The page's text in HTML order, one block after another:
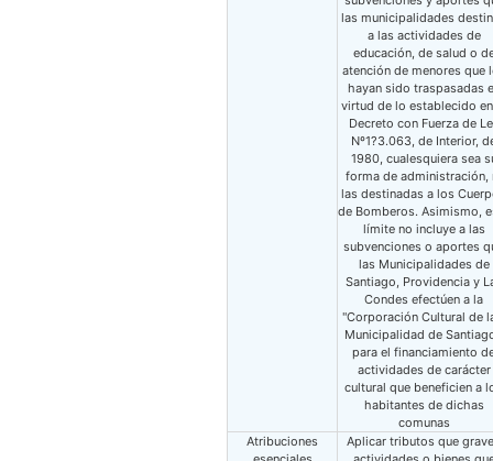
las municipalidades
a las actividades de
educación, de salud o
atención de menores que
hayan sido traspasadas
virtud de lo establecido
Decreto con Fuerza de
Nº1?3.063, de Interior,
1980, cualesquiera sea
forma de administración,
las destinadas a los
de Bomberos. Asimismo,
límite no incluye a las
subvenciones o aportes
las Municipalidades de
Santiago, Providencia y
Condes efectúen a la
"Corporación Cultural de
Municipalidad de
para el financiamiento
actividades de carácter
cultural que beneficien a
habitantes de dichas
comunas
Atribuciones
Aplicar tributos que